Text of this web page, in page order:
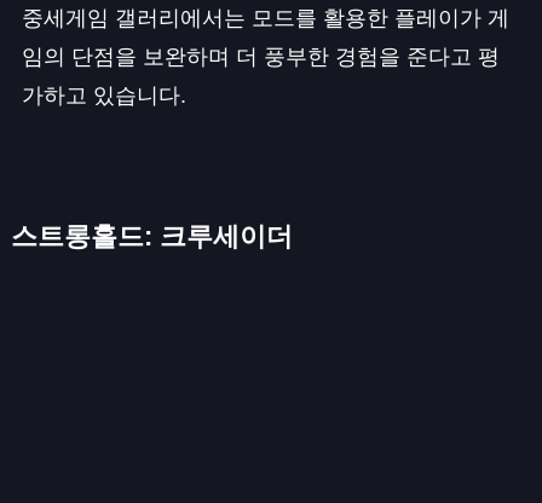
중세게임 갤러리에서는 모드를 활용한 플레이가 게
임의 단점을 보완하며 더 풍부한 경험을 준다고 평
가하고 있습니다.
스트롱홀드: 크루세이더